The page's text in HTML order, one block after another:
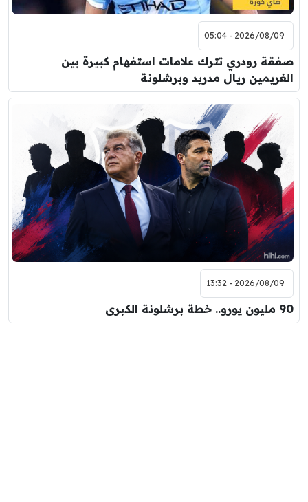
2026/08/09 - 05:04
صفقة رودري تترك علامات استفهام كبيرة بين
الغريمين ريال مدريد وبرشلونة
2026/08/09 - 13:32
90 مليون يورو.. خطة برشلونة الكبرى